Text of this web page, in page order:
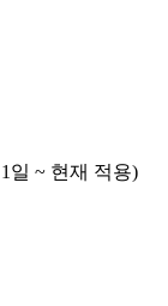
일 ~ 현재 적용)